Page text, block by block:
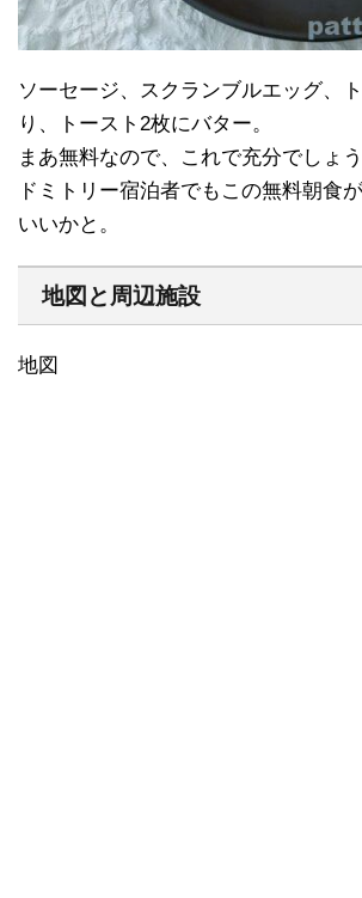
ソーセージ、スクランブルエッグ、
り、トースト2枚にバター。
まあ無料なので、これで充分でしょう
ドミトリー宿泊者でもこの無料朝食
いいかと。
地図と周辺施設
地図